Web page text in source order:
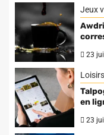
Jeux
23
Loisirs
en
23